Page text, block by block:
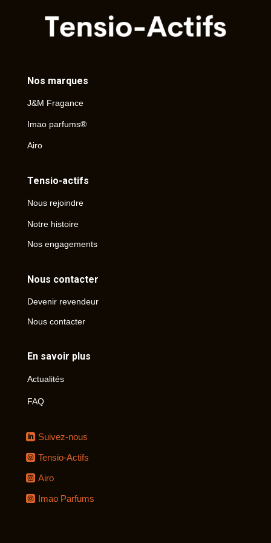
Nos marques
J&M Fragance
Imao parfums®
Airo
Tensio-actifs
Nous rejoindre
Notre histoire
Nos engagements
Nous contacter
Devenir revendeur
Nous contacter
En savoir plus
Actualités
FAQ
Suivez-nous
Tensio-Actifs
Airo
Imao Parfums